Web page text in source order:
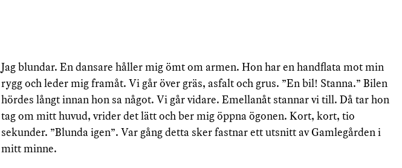
Jag blundar. En dansare håller mig ömt om armen. Hon har en handflata mot min
rygg och leder mig framåt. Vi går över gräs, asfalt och grus. ”En bil! Stanna.” Bilen
hördes långt innan hon sa något. Vi går vidare. Emellanåt stannar vi till. Då tar hon
tag om mitt huvud, vrider det lätt och ber mig öppna ögonen. Kort, kort, tio
sekunder. ”Blunda igen”. Var gång detta sker fastnar ett utsnitt av Gamlegården i
mitt minne.